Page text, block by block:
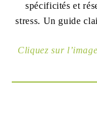
spécificités et
stress. Un guide
Cliquez sur